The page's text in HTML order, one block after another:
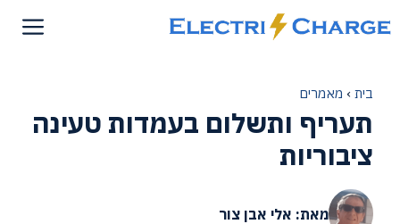
לתוכן
בית › מאמרים
תעריף ותשלום בעמדות טעינה
ציבוריות
מאת: אלי אבן צור